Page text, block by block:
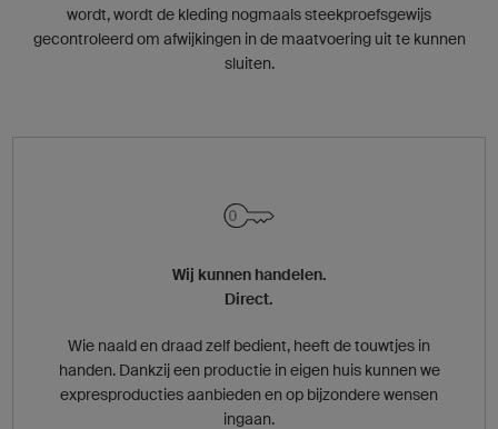
wordt, wordt de kleding nogmaals steekproefsgewijs
gecontroleerd om afwijkingen in de maatvoering uit te kunnen
sluiten.
Wij kunnen handelen.
Direct.
Wie naald en draad zelf bedient, heeft de touwtjes in
handen. Dankzij een productie in eigen huis kunnen we
expresproducties aanbieden en op bijzondere wensen
ingaan.